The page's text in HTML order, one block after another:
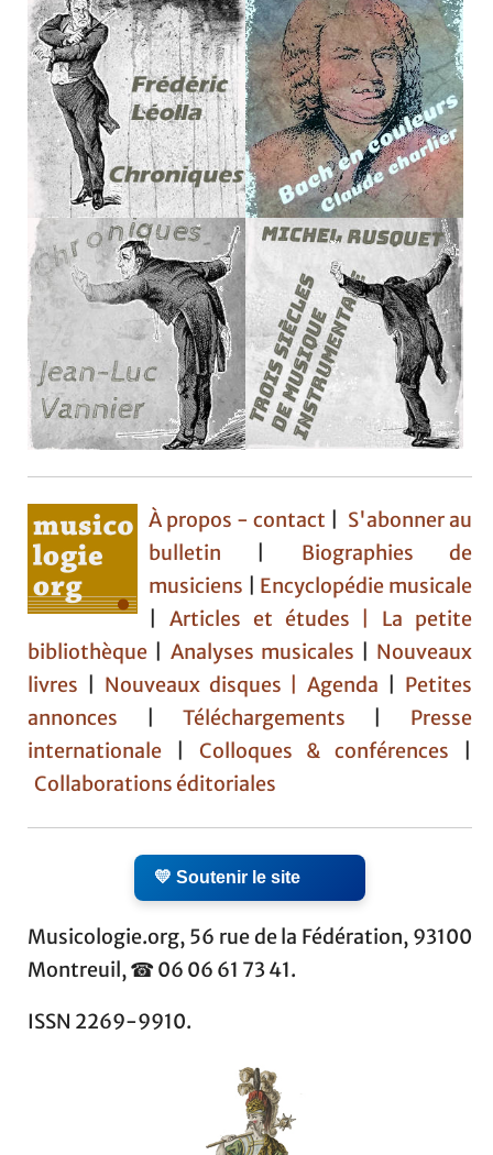
À propos - contact
S'abonner au
bulletin
Biographies de
musiciens
Encyclopédie musicale
|Articles et études | La petite
bibliothèque
Analyses musicales
Nouveaux
livres
Nouveaux disques |Agenda
Petites
annonces
Téléchargements
Presse
internationale
Colloques & conférences
Collaborations éditoriales
💛 Soutenir le site
Musicologie.org, 56 rue de la Fédération, 93100
Montreuil, ☎ 06 06 61 73 41.
ISSN 2269-9910.